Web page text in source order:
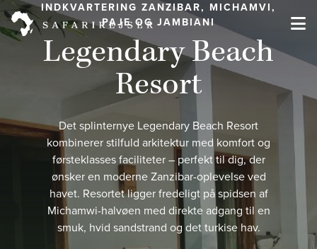
INDKVARTERING ZANZIBAR, MICHAMVI,
PAJE OG JAMBIANI
Legendary Beach
Resort
Det splinternye Legendary Beach Resort
kombinerer stilfuld arkitektur med komfort og
førsteklasses faciliteter – perfekt til dig, der
ønsker en moderne Zanzibar-oplevelse ved
havet. Resortet ligger fredeligt på spidsen af
Michamwi-halvøen med direkte adgang til en
smuk, hvid sandstrand og det turkise hav.